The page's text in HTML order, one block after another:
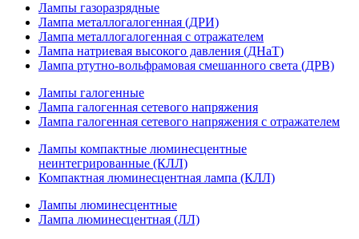
Лампы газоразрядные
Лампа металлогалогенная (ДРИ)
Лампа металлогалогенная с отражателем
Лампа натриевая высокого давления (ДНаТ)
Лампа ртутно-вольфрамовая смешанного света (ДРВ)
Лампы галогенные
Лампа галогенная сетевого напряжения
Лампа галогенная сетевого напряжения с отражателем
Лампы компактные люминесцентные
неинтегрированные (КЛЛ)
Компактная люминесцентная лампа (КЛЛ)
Лампы люминесцентные
Лампа люминесцентная (ЛЛ)